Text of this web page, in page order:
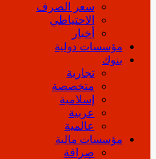
سعر الصرف
الاحتياطي
أخبار
مؤسسات دولية
بنوك
تجارية
متخصصة
إسلامية
عربية
عالمية
مؤسسات مالية
صرافة